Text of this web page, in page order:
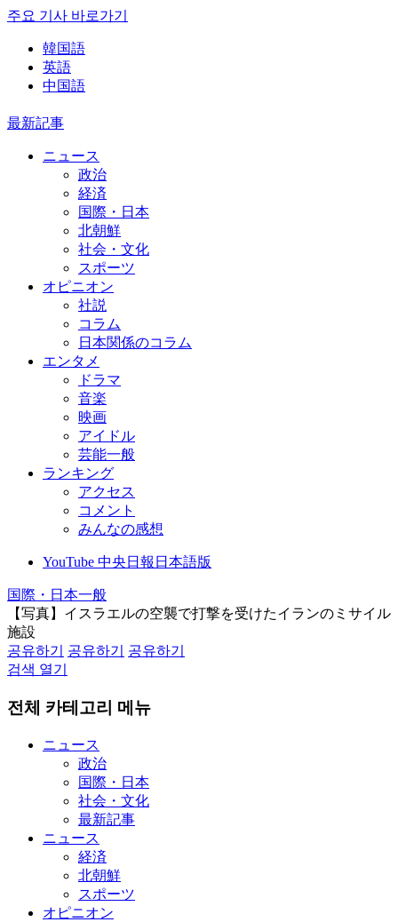
주요 기사 바로가기
韓国語
英語
中国語
最新記事
ニュース
政治
経済
国際・日本
北朝鮮
社会・文化
スポーツ
オピニオン
社説
コラム
日本関係のコラム
エンタメ
ドラマ
音楽
映画
アイドル
芸能一般
ランキング
アクセス
コメント
みんなの感想
YouTube 中央日報日本語版
国際・日本一般
【写真】イスラエルの空襲で打撃を受けたイランのミサイル
施設
공유하기
공유하기
공유하기
검색 열기
전체 카테고리 메뉴
ニュース
政治
国際・日本
社会・文化
最新記事
ニュース
経済
北朝鮮
スポーツ
オピニオン